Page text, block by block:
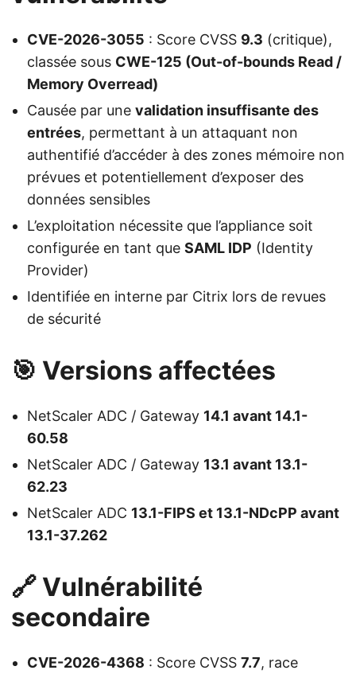
CVE-2026-3055 : Score CVSS 9.3 (critique),
classée sous CWE-125 (Out-of-bounds Read /
Memory Overread)
Causée par une validation insuffisante des
entrées, permettant à un attaquant non
authentifié d’accéder à des zones mémoire non
prévues et potentiellement d’exposer des
données sensibles
L’exploitation nécessite que l’appliance soit
configurée en tant que SAML IDP (Identity
Provider)
Identifiée en interne par Citrix lors de revues
de sécurité
🎯 Versions affectées
NetScaler ADC / Gateway 14.1 avant 14.1-
60.58
NetScaler ADC / Gateway 13.1 avant 13.1-
62.23
NetScaler ADC 13.1-FIPS et 13.1-NDcPP avant
13.1-37.262
🔗 Vulnérabilité
secondaire
CVE-2026-4368 : Score CVSS 7.7, race